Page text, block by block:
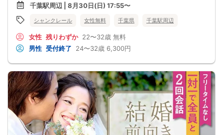
千葉駅周辺 | 8月30日(日) 17:55〜
シャンクレール 女性無料 千葉県 千葉駅周辺
女性 残りわずか 22〜32歳 無料
男性 受付終了 24〜32歳 6,300円